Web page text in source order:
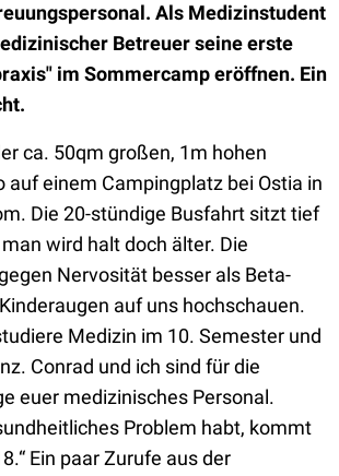
Als Medizinstudent
Betreuer seine erste
im Sommercamp eröffnen. Ein
ca. 50qm großen, 1m hohen
auf einem Campingplatz bei Ostia in
Die 20-stündige Busfahrt sitzt tief
wird halt doch älter. Die
Nervosität besser als Beta-
auf uns hochschauen.
Medizin im 10. Semester und
Conrad und ich sind für die
euer medizinisches Personal.
Problem habt, kommt
Ein paar Zurufe aus der